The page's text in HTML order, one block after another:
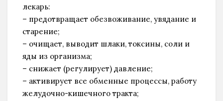
лекарь:
– предотвращает обезвоживание, увядание и
старение;
– очищает, выводит шлаки, токсины, соли и
яды из организма;
– снижает (регулирует) давление;
– активирует все обменные процессы, работу
желудочно-кишечного тракта;